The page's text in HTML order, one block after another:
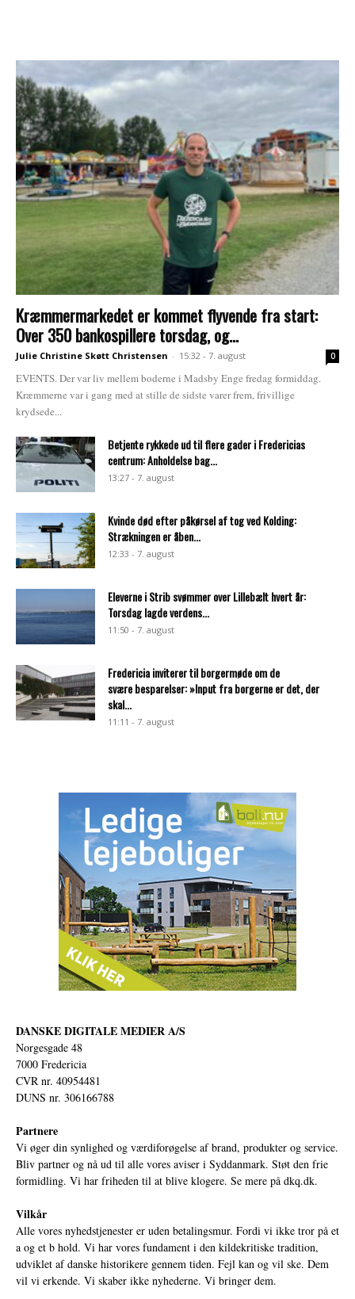
Kræmmermarkedet er kommet flyvende fra start:
Over 350 bankospillere torsdag, og...
Julie Christine Skøtt Christensen - 15:32 - 7. august 0
EVENTS. Der var liv mellem boderne i Madsby Enge fredag formiddag.
Kræmmerne var i gang med at stille de sidste varer frem, frivillige
krydsede...
Betjente rykkede ud til flere gader i Fredericias
centrum: Anholdelse bag...
13:27 - 7. august
Kvinde død efter påkørsel af tog ved Kolding:
Strækningen er åben...
12:33 - 7. august
Eleverne i Strib svømmer over Lillebælt hvert år:
Torsdag lagde verdens...
11:50 - 7. august
Fredericia inviterer til borgermøde om de
svære besparelser: »Input fra borgerne er det, der
skal...
11:11 - 7. august
DANSKE DIGITALE MEDIER A/S
Norgesgade 48
7000 Fredericia
CVR nr. 40954481
DUNS nr. 306166788
Partnere
Vi øger din synlighed og værdiforøgelse af brand, produkter og service.
Bliv partner og nå ud til alle vores aviser i Syddanmark. Støt den frie
formidling. Vi har friheden til at blive klogere. Se mere på dkq.dk.
Vilkår
Alle vores nyhedstjenester er uden betalingsmur. Fordi vi ikke tror på et
a og et b hold. Vi har vores fundament i den kildekritiske tradition,
udviklet af danske historikere gennem tiden. Fejl kan og vil ske. Dem
vil vi erkende. Vi skaber ikke nyhederne. Vi bringer dem.